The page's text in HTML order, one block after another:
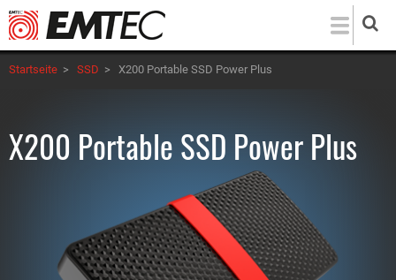
Direkt
zum
Inhalt
Startseite > SSD > X200 Portable SSD Power Plus
X200 Portable SSD Power Plus